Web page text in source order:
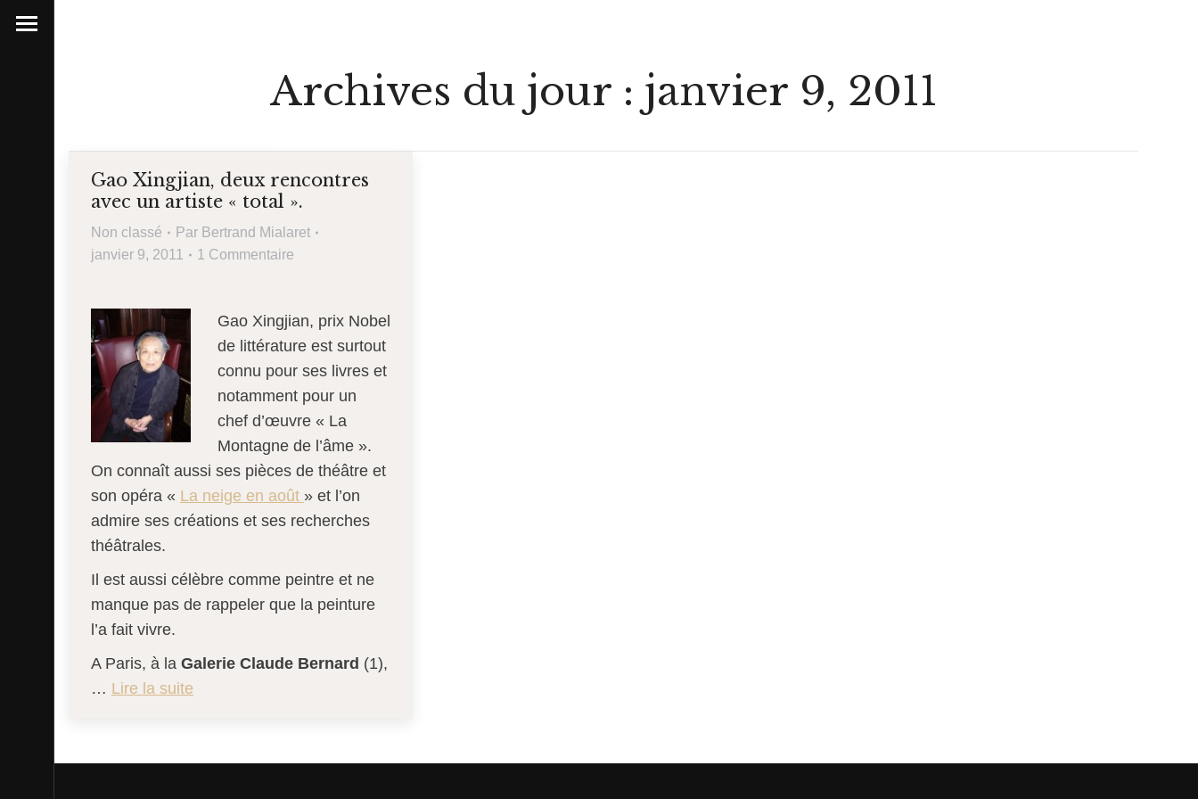
Archives du jour : janvier 9, 2011
Gao Xingjian, deux rencontres
avec un artiste « total ».
Non classé Par Bertrand Mialaret
janvier 9, 2011
1 Commentaire
Gao Xingjian, prix Nobel
de littérature est surtout
connu pour ses livres et
notamment pour un
chef d’œuvre « La
Montagne de l’âme ».
On connaît aussi ses pièces de théâtre et
son opéra « La neige en août » et l’on
admire ses créations et ses recherches
théâtrales.
Il est aussi célèbre comme peintre et ne
manque pas de rappeler que la peinture
l’a fait vivre.
A Paris, à la Galerie Claude Bernard (1),
… Lire la suite